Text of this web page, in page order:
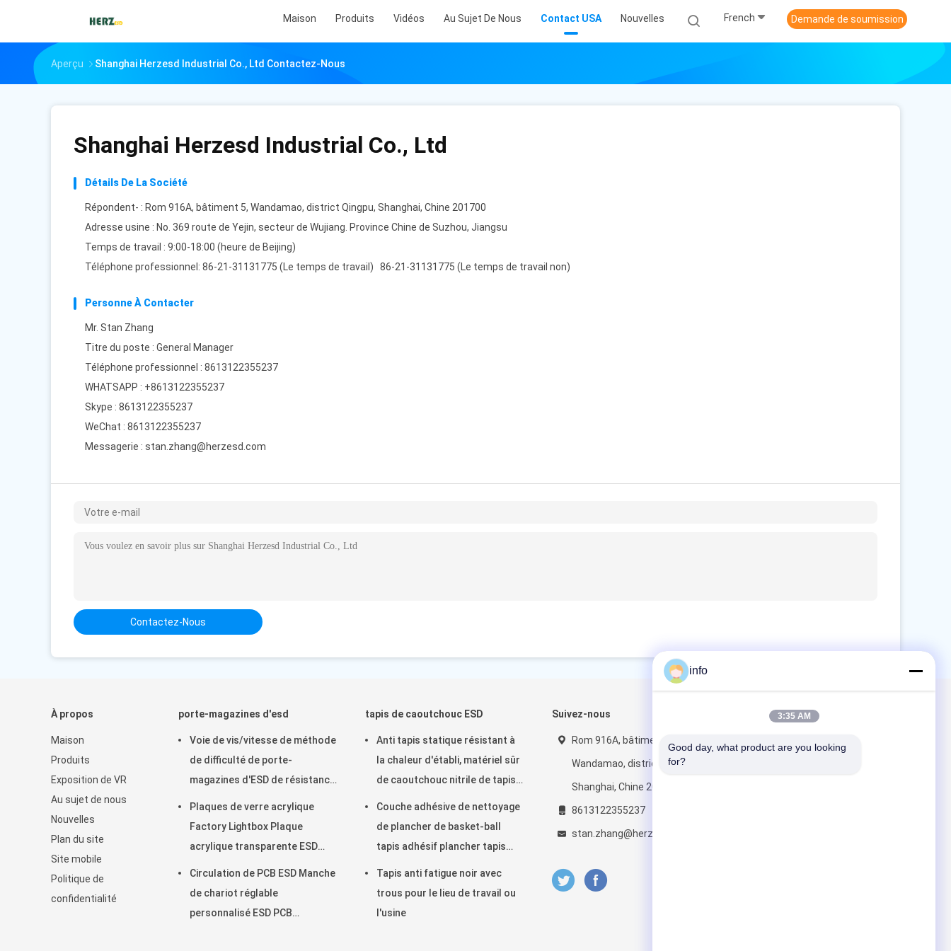
Maison Produits Vidéos Au Sujet De Nous Contact USA Nouvelles French Demande de soumission
Aperçu Shanghai Herzesd Industrial Co., Ltd Contactez-Nous
Shanghai Herzesd Industrial Co., Ltd
Détails De La Société
Répondent- : Rom 916A, bâtiment 5, Wandamao, district Qingpu, Shanghai, Chine 201700
Adresse usine : No. 369 route de Yejin, secteur de Wujiang. Province Chine de Suzhou, Jiangsu
Temps de travail : 9:00-18:00 (heure de Beijing)
Téléphone professionnel: 86-21-31131775 (Le temps de travail) 86-21-31131775 (Le temps de travail non)
Personne À Contacter
Mr. Stan Zhang
Titre du poste : General Manager
Téléphone professionnel : 8613122355237
WHATSAPP : +8613122355237
Skype : 8613122355237
WeChat : 8613122355237
Messagerie : stan.zhang@herzesd.com
Contactez-Nous
À propos
Maison
Produits
Exposition de VR
Au sujet de nous
Nouvelles
Plan du site
Site mobile
Politique de
confidentialité
porte-magazines d'esd
Voie de vis/vitesse de méthode
de difficulté de porte-
magazines d'ESD de résistance
Plaques de verre acrylique
Factory Lightbox Plaque
acrylique transparente ESD
Circulation de PCB ESD Manche
de chariot réglable
personnalisé ESD PCB
tapis de caoutchouc ESD
Anti tapis statique résistant à
la chaleur d'établi, matériel sûr
de caoutchouc nitrile de tapis
Couche adhésive de nettoyage
de plancher de basket-ball
tapis adhésif plancher tapis
Tapis anti fatigue noir avec
trous pour le lieu de travail ou
l'usine
Suivez-nous
Rom 916A, bâtiment 5,
Wandamao, district Qingpu,
Shanghai, Chine 201700
8613122355237
stan.zhang@herzesd.com
Mail nous
info
3:35 AM
Good day, what product are you looking
for?